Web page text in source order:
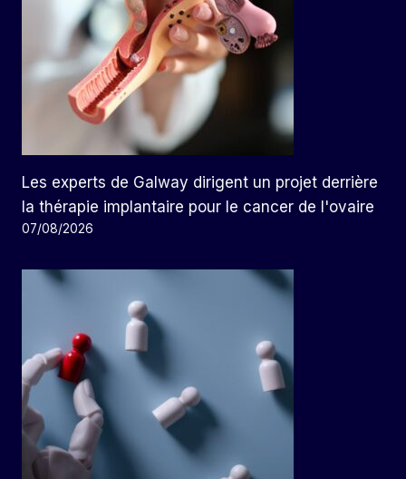
Les experts de Galway dirigent un projet derrière
la thérapie implantaire pour le cancer de l'ovaire
07/08/2026